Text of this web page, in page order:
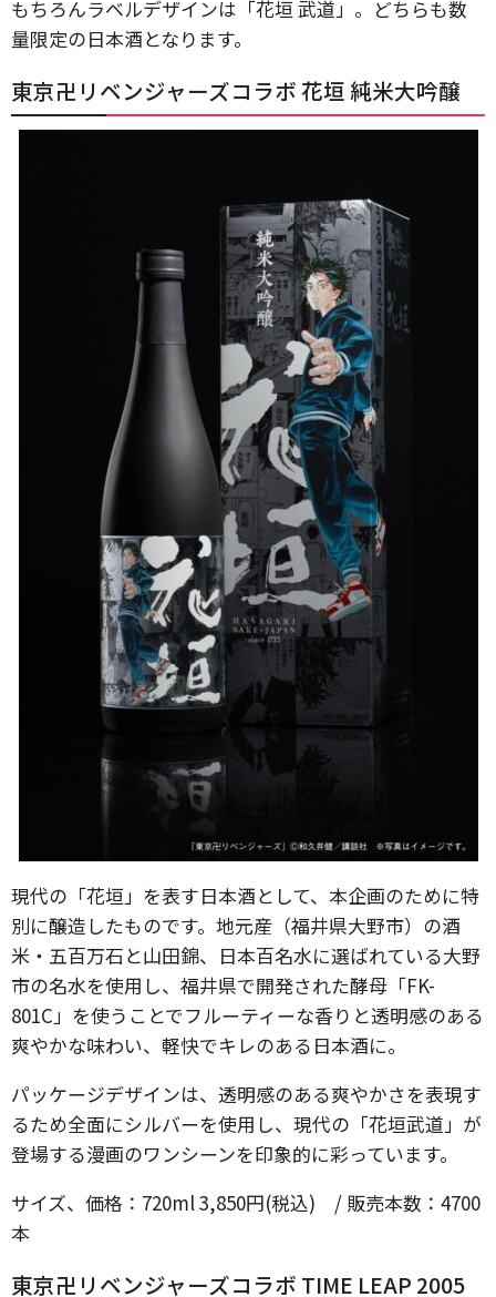
もちろんラベルデザインは「花垣 武道」。どちらも数
量限定の日本酒となります。
東京卍リベンジャーズコラボ 花垣 純米大吟醸
現代の「花垣」を表す日本酒として、本企画のために特
別に醸造したものです。地元産（福井県大野市）の酒
米・五百万石と山田錦、日本百名水に選ばれている大野
市の名水を使用し、福井県で開発された酵母「FK-
801C」を使うことでフルーティーな香りと透明感のある
爽やかな味わい、軽快でキレのある日本酒に。
パッケージデザインは、透明感のある爽やかさを表現す
るため全面にシルバーを使用し、現代の「花垣武道」が
登場する漫画のワンシーンを印象的に彩っています。
サイズ、価格：720ml 3,850円(税込) / 販売本数：4700
本
東京卍リベンジャーズコラボ TIME LEAP 2005